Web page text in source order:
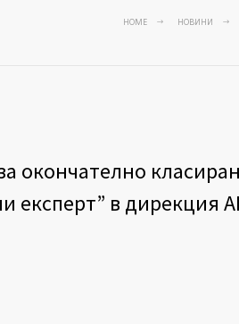
HOME НОВИНИ
окончателно
експерт” в дирекция